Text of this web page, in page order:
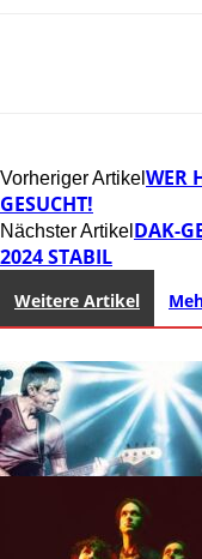
Vorheriger Artikel WER
GESUCHT!
Nächster Artikel DAK-
2024 STABIL
Weitere Artikel